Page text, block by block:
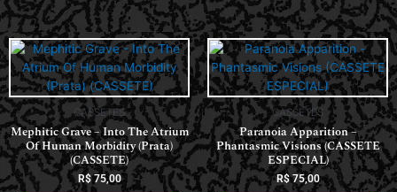
CASSETES
Mephitic Grave – Into The Atrium
Of Human Morbidity (Prata)
(CASSETE)
R$75,00
CASSETES
Paranoia Apparition –
Phantasmic Visions (CASSETE
ESPECIAL)
R$75,00